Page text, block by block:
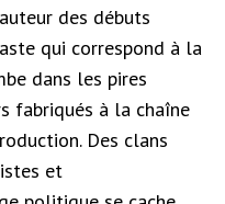
des débuts
qui correspond à la
dans les pires
fabriqués à la chaîne
Des clans
et